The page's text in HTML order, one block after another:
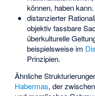
können, haben kann.
distanzierter
objektiv fassbare
überkulturelle
beispielsweise im
Prinzipien.
Ähnliche
Habermas, der